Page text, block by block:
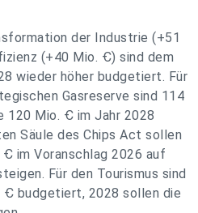
der Industrie (+51
(+40 Mio. Ꞓ) sind dem
wieder höher budgetiert. Für
Gasreserve sind 114
120 Mio. Ꞓ im Jahr 2028
Säule des Chips Act sollen
im Voranschlag 2026 auf
Für den Tourismus sind
Ꞓ budgetiert, 2028 sollen die